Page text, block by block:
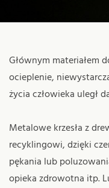
Głównym materiałem
ocieplenie,
życia człowieka uległ
Metalowe krzesła z
recyklingowi, dzięki
pękania lub
opieka zdrowotna itp.